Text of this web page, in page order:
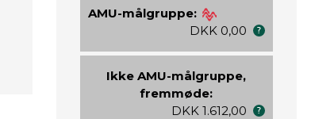
AMU-målgruppe:
DKK 0,00
Ikke AMU-målgruppe,
fremmøde:
DKK 1.612,00